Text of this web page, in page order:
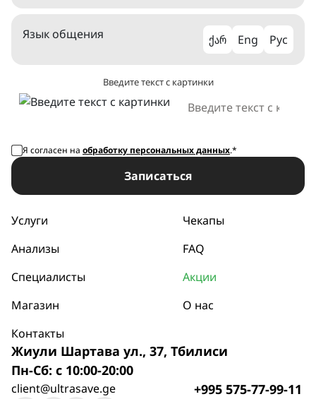
Язык общения ქარ Eng Рус
Введите текст с картинки
Я согласен на обработку персональных данных.*
Записаться
Услуги
Чекапы
Анализы
FAQ
Специалисты
Акции
Магазин
О нас
Контакты
Жиули Шартава ул., 37, Тбилиси
Пн-Сб: с 10:00-20:00
client@ultrasave.ge +995 575-77-99-11